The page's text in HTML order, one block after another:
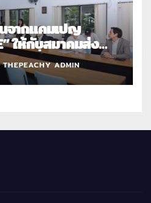
จากแคมเปญ
ให้กับสมาคมส่ง
รีฯ เนื่องในวันสตรี
THEPEACHY ADMIN